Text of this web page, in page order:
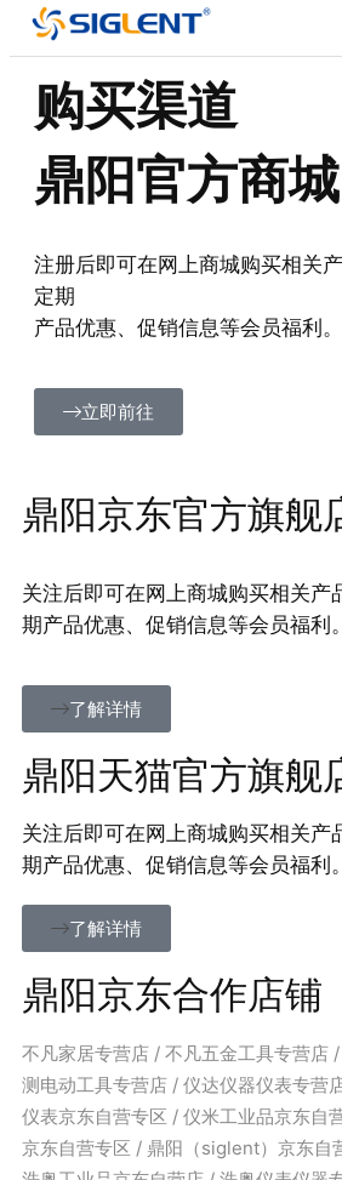
购买渠道
鼎阳官方商城
注册后即可在网上商城购买相关
定期
产品优惠、促销信息等会员福利。
立即前往
鼎阳京东官方旗舰
关注后即可在网上商城购买相关产
期产品优惠、促销信息等会员福利。
了解详情
鼎阳天猫官方旗舰
关注后即可在网上商城购买相关产
期产品优惠、促销信息等会员福利。
了解详情
鼎阳京东合作店铺
不凡家居专营店 / 不凡五金工具专营店
测电动工具专营店 / 仪达仪器仪表专营
仪表京东自营专区 / 仪米工业品京东自
京东自营专区 / 鼎阳（siglent）京东自